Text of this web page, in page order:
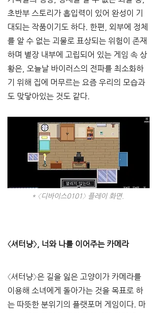
초반부 스토리가 흡입력이 있어 완성이 기
대되는 작품이기도 하다. 한편, 외부에 정체
를 알 수 없는 괴물로 표상되는 위험이 존재
하며 별장 내부에 고립되어 있는 게임 속 상
황은, 오늘날 바이러스의 전파를 최소화하
기 위해 집에 머무르는 요즘 우리의 모습과
도 맞닿아있는 것도 같다.
* 〈디바이스0101〉 플레이 화면.
〈셔터냥〉, 너와 나를 이어주는 카메라
〈셔터냥〉은 길을 잃은 고양이가 카메라를
이용해 소녀에게 돌아가는 것을 목표로 하
는 따뜻한 분위기의 플랫포머 게임이다. 마